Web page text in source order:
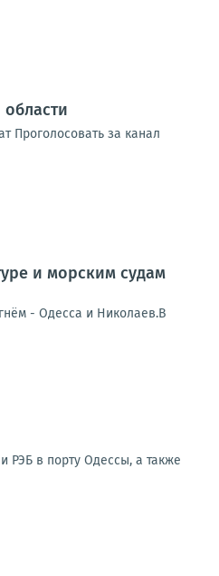
Проголосовать за канал
и морским судам
- Одесса и Николаев.В
РЭБ в порту Одессы, а также